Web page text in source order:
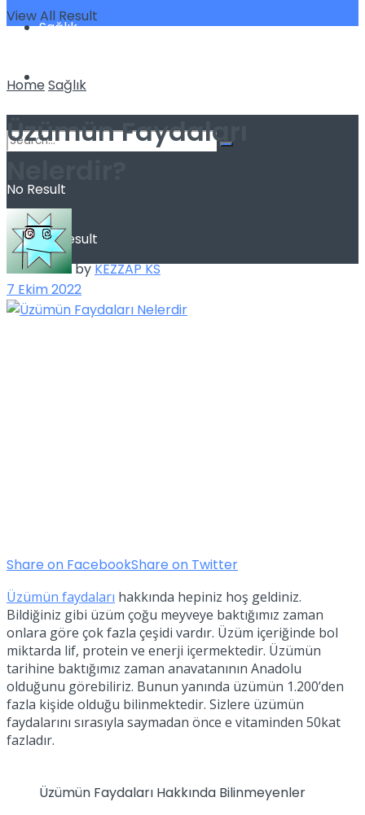
Sağlık
Spor
No Result
View All Result
View All Result
HomeSağlık
Üzümün Faydaları
byKEZZAP KS
7 Ekim 2022
Share on FacebookShare on Twitter
Üzümün faydaları hakkında hepiniz hoş geldiniz.
Bildiğiniz gibi üzüm çoğu meyveye baktığımız zaman
onlara göre çok fazla çeşidi vardır. Üzüm içeriğinde bol
miktarda lif, protein ve enerji içermektedir. Üzümün
tarihine baktığımız zaman anavatanının Anadolu
olduğunu görebiliriz. Bunun yanında üzümün 1.200’den
fazla kişide olduğu bilinmektedir. Sizlere üzümün
faydalarını sırasıyla saymadan önce e vitaminden 50kat
fazladır.
Üzümün Faydaları Hakkında Bilinmeyenler